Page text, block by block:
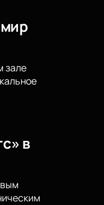
зале
в